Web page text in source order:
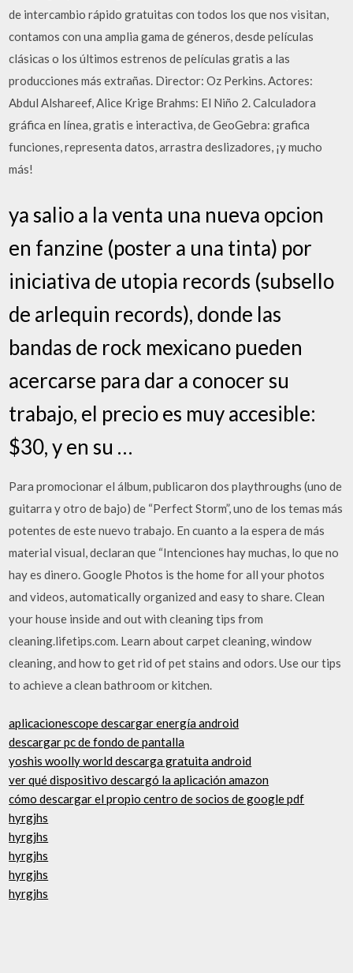
de intercambio rápido gratuitas con todos los que nos visitan,
contamos con una amplia gama de géneros, desde películas
clásicas o los últimos estrenos de películas gratis a las
producciones más extrañas. Director: Oz Perkins. Actores:
Abdul Alshareef, Alice Krige Brahms: El Niño 2. Calculadora
gráfica en línea, gratis e interactiva, de GeoGebra: grafica
funciones, representa datos, arrastra deslizadores, ¡y mucho
más!
ya salio a la venta una nueva opcion
en fanzine (poster a una tinta) por
iniciativa de utopia records (subsello
de arlequin records), donde las
bandas de rock mexicano pueden
acercarse para dar a conocer su
trabajo, el precio es muy accesible:
$30, y en su …
Para promocionar el álbum, publicaron dos playthroughs (uno de
guitarra y otro de bajo) de “Perfect Storm”, uno de los temas más
potentes de este nuevo trabajo. En cuanto a la espera de más
material visual, declaran que “Intenciones hay muchas, lo que no
hay es dinero. Google Photos is the home for all your photos
and videos, automatically organized and easy to share. Clean
your house inside and out with cleaning tips from
cleaning.lifetips.com. Learn about carpet cleaning, window
cleaning, and how to get rid of pet stains and odors. Use our tips
to achieve a clean bathroom or kitchen.
aplicacionescope descargar energía android
descargar pc de fondo de pantalla
yoshis woolly world descarga gratuita android
ver qué dispositivo descargó la aplicación amazon
cómo descargar el propio centro de socios de google pdf
hyrgjhs
hyrgjhs
hyrgjhs
hyrgjhs
hyrgjhs